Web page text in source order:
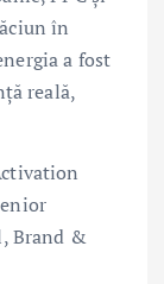
în
a fost
reală,
Brand &